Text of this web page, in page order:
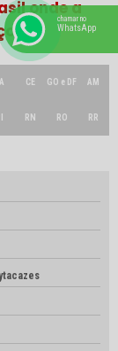
onde a
CE GO e DF AM
RN RO RR
chamar no
WhatsApp